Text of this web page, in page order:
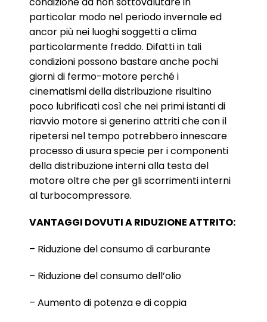
particolar modo nel periodo invernale ed
ancor più nei luoghi soggetti a clima
particolarmente freddo. Difatti in tali
condizioni possono bastare anche pochi
giorni di fermo-motore perché i
cinematismi della distribuzione risultino
poco lubrificati così che nei primi istanti di
riavvio motore si generino attriti che con il
ripetersi nel tempo potrebbero innescare
processo di usura specie per i componenti
della distribuzione interni alla testa del
motore oltre che per gli scorrimenti interni
al turbocompressore.
VANTAGGI DOVUTI A RIDUZIONE ATTRITO:
– Riduzione del consumo di carburante
– Riduzione del consumo dell’olio
– Aumento di potenza e di coppia